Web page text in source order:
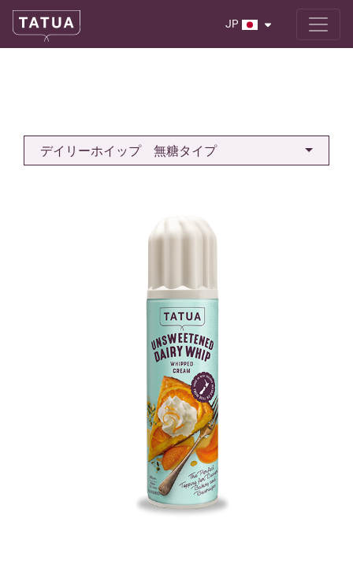
JP
デイリーホイップ 無糖タイプ